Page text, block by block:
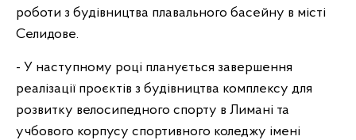
роботи з будівництва плавального басейну в місті
Селидове.
- У наступному році планується завершення
реалізації проєктів з будівництва комплексу для
розвитку велосипедного спорту в Лимані та
учбового корпусу спортивного коледжу імені